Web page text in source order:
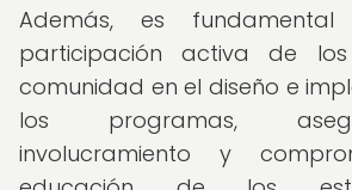
Además, es
participación activa de
comunidad en el diseño e
los programas,
involucramiento y